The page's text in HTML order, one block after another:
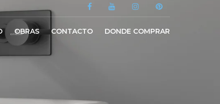
OBRAS CONTACTO DONDE COMPRAR